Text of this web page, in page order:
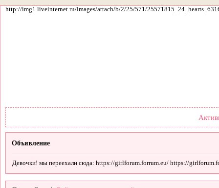
http://img1.liveinternet.ru/images/attach/b/2/25/571/
Объявление
Девочки! мы переехали сюда: https://girlforum.forrum.eu/ https://